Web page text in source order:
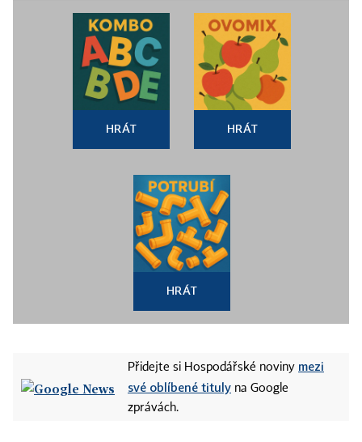
HRÁT HRÁT
HRÁT
Přidejte si Hospodářské noviny mezi
své oblíbené tituly na Google
zprávách.